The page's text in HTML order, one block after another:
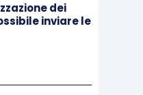
dei
inviare le